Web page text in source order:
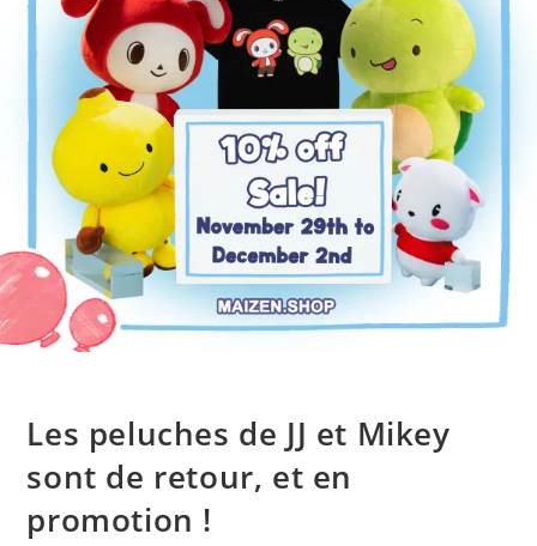
Les peluches de JJ et Mikey
sont de retour, et en
promotion !